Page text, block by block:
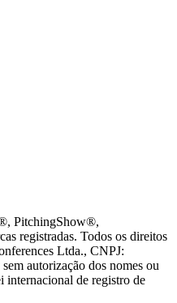
PitchingShow®,
registradas. Todos os direitos
Ltda., CNPJ:
autorização dos nomes ou
internacional de registro de